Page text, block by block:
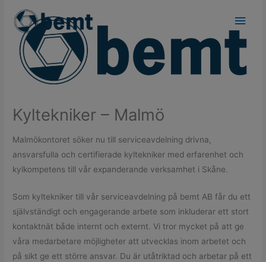
content
Kyltekniker – Malmö
Malmökontoret söker nu till serviceavdelning drivna,
ansvarsfulla och certifierade kyltekniker med erfarenhet och
kylkompetens till vår expanderande verksamhet i Skåne.
Som kyltekniker till vår serviceavdelning på bemt AB får du ett
självständigt och engagerande arbete som inkluderar ett stort
kontaktnät både internt och externt. Vi tror mycket på att ge
våra medarbetare möjligheter att utvecklas inom arbetet och
på sikt ge ett större ansvar. Du är utåtriktad och arbetar på ett